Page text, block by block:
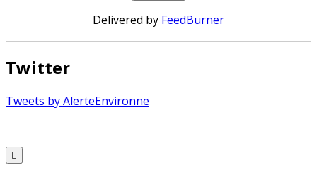
Delivered by FeedBurner
Twitter
Tweets by AlerteEnvironne
to